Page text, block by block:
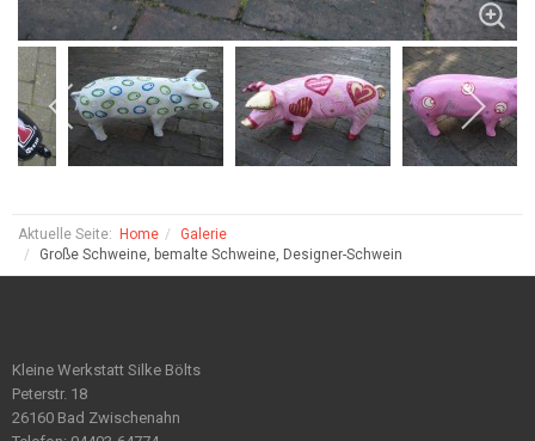
Aktuelle Seite: Home
Galerie
Große Schweine, bemalte Schweine, Designer-Schwein
Kleine Werkstatt Silke Bölts
Peterstr. 18
26160 Bad Zwischenahn